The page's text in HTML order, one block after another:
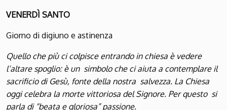
VENERDÌ SANTO
Giorno di digiuno e astinenza
Quello che più ci colpisce entrando in chiesa è vedere
l’altare spoglio: è un simbolo che ci aiuta a contemplare il
sacrificio di Gesù, fonte della nostra salvezza. La Chiesa
oggi celebra la morte vittoriosa del Signore. Per questo si
parla di “beata e gloriosa” passione.